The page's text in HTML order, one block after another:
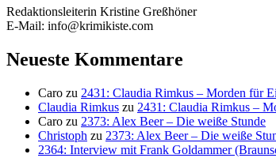
Redaktionsleiterin Kristine Greßhöner
E-Mail: info@krimikiste.com
Neueste Kommentare
Caro zu 2431: Claudia Rimkus – Morden für
Claudia Rimkus zu 2431: Claudia Rimkus –
Caro zu 2373: Alex Beer – Die weiße Stunde
Christoph zu 2373: Alex Beer – Die weiße
2364: Interview mit Frank Goldammer